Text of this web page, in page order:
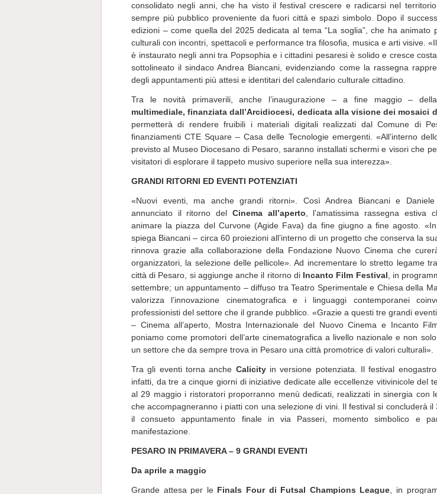
consolidato negli anni, che ha visto il festival crescere e radicarsi nel
sempre più pubblico proveniente da fuori città e spazi simbolo. Dopo il
edizioni – come quella del 2025 dedicata al tema “La soglia”, che ha animato
culturali con incontri, spettacoli e performance tra filosofia, musica e arti visive.
è instaurato negli anni tra Popsophia e i cittadini pesaresi è solido e cresce
sottolineato il sindaco Andrea Biancani, evidenziando come la rassegna
degli appuntamenti più attesi e identitari del calendario culturale cittadino.
Tra le novità primaverili, anche l’inaugurazione – a fine maggio –
multimediale, finanziata dall’Arcidiocesi, dedicata alla visione dei mosaici
permetterà di rendere fruibili i materiali digitali realizzati dal Comune di
finanziamenti CTE Square – Casa delle Tecnologie emergenti. «All’interno
previsto al Museo Diocesano di Pesaro, saranno installati schermi e visori che
visitatori di esplorare il tappeto musivo superiore nella sua interezza».
GRANDI RITORNI ED EVENTI POTENZIATI
«Nuovi eventi, ma anche grandi ritorni». Così Andrea Biancani e
annunciato il ritorno del Cinema all’aperto , l’amatissima rassegna estiva
animare la piazza del Curvone (Agide Fava) da fine giugno a fine agosto.
spiega Biancani – circa 60 proiezioni all’interno di un progetto che conserva la
rinnova grazie alla collaborazione della Fondazione Nuovo Cinema che
organizzatori, la selezione delle pellicole». Ad incrementare lo stretto legame
città di Pesaro, si aggiunge anche il ritorno di Incanto Film Festival , in
settembre; un appuntamento – diffuso tra Teatro Sperimentale e Chiesa della
valorizza l’innovazione cinematografica e i linguaggi contemporanei
professionisti del settore che il grande pubblico. «Grazie a questi tre grandi
– Cinema all’aperto, Mostra Internazionale del Nuovo Cinema e Incanto
poniamo come promotori dell’arte cinematografica a livello nazionale e non
un settore che da sempre trova in Pesaro una città promotrice di valori culturali».
Tra gli eventi torna anche Calicity in versione potenziata. Il festival
infatti, da tre a cinque giorni di iniziative dedicate alle eccellenze vitivinicole del
al 29 maggio i ristoratori proporranno menù dedicati, realizzati in sinergia con
che accompagneranno i piatti con una selezione di vini. Il festival si concluderà il
il consueto appuntamento finale in via Passeri, momento simbolico e
manifestazione.
PESARO IN PRIMAVERA – 9 GRANDI EVENTI
Da aprile a maggio
Grande attesa per le Finals Four di Futsal Champions League , in